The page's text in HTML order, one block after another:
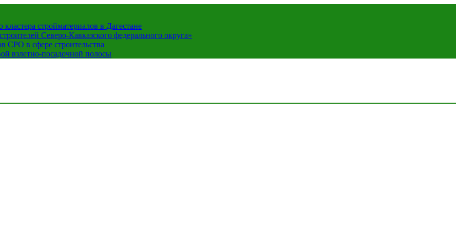
стройматериалов в Дагестане
Северо-Кавказского федерального округа»
СРО в сфере строительства
взлетно-посадочной полосы